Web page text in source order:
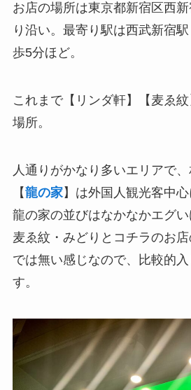
お店の場所は東京都新宿区西
り沿い。最寄り駅は西武新宿
歩5分ほど。
これまで【リンダ軒】【麦ゑ
場所。
人通りがかなり多いエリアで
【龍の家】は外国人観光客中心
龍の家の並びはなかなかエグい
麦ゑ紋・みどりとコチラのお
では無い感じなので、比較的
す。